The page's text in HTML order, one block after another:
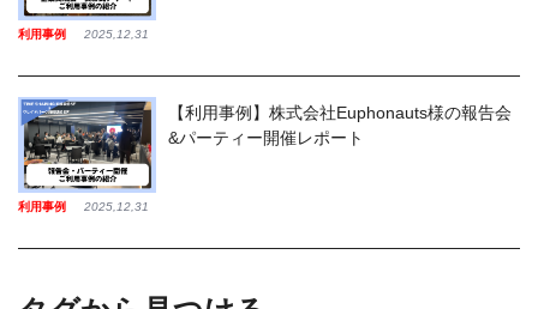
利用事例 2025,12,31
利用事例 2025,12,31
【利用事例】株式会社Euphonauts様の報告会
&パーティー開催レポート